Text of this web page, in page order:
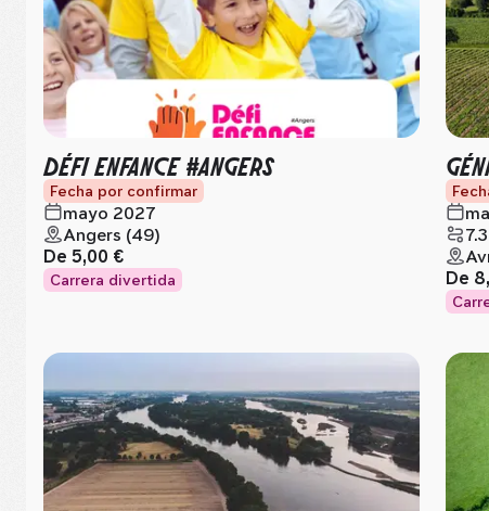
DÉFI ENFANCE #ANGERS
Fecha por confirmar
mayo 2027
Angers (49)
De 5,00 €
Carrera divertida
De